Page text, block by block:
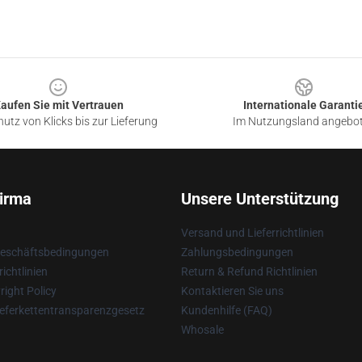
Sie mit Vertrauen
von Klicks bis zur Lieferung
Internationale
Im Nutzungsland
Policy
Unsere Unterstützung
Versand und Lieferrichtlinien
Zahlungsbedingungen
Return & Refund Richtlinien
Kontaktieren Sie uns
Kundenhilfe (FAQ)
Whosale